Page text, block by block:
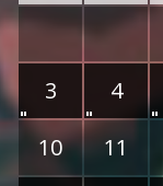
3
4
10
11